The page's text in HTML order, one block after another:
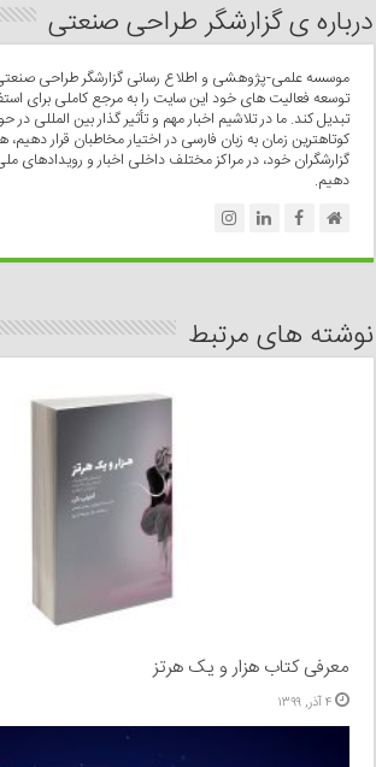
درباره ی گزارشگر طراحی صنعتی
موسسه علمی-پژوهشی و اطلاع رسانی گزارشگر طراحی
توسعه فعالیت های خود این سایت را به مرجع کاملی برای
تبدیل کند. ما در تلاشیم اخبار مهم و تأثیر گذار بین المللی در
کوتاهترین زمان به زبان فارسی در اختیار مخاطبان قرار
گزارشگران خود، در مراکز مختلف داخلی اخبار و رویدادهای
دهیم.
نوشته های مرتبط
معرفی کتاب هزار و یک هرتز
۴ آذر, ۱۳۹۹